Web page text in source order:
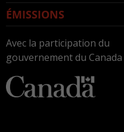
ÉMISSIONS
Avec la participation du
gouvernement du Canada